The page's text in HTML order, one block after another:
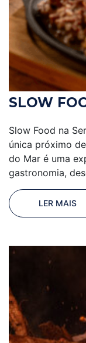
SLOW
Slow Food na
única próximo
do Mar é uma
gastronomia,
LER MAIS